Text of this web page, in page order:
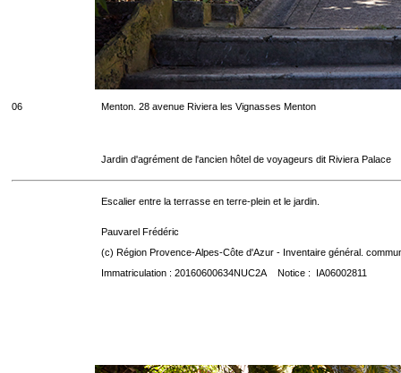
06 Menton. 28 avenue Riviera les Vignasses Menton
Jardin d'agrément de l'ancien hôtel de voyageurs dit Riviera Palace
Escalier entre la terrasse en terre-plein et le jardin.
Pauvarel Frédéric
(c) Région Provence-Alpes-Côte d'Azur - Inventaire général.
Immatriculation : 20160600634NUC2A Notice : IA06002811